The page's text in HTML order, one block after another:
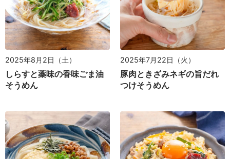
2025年8月2日（土）
しらすと薬味の香味ごま油
そうめん
2025年7月22日（火）
豚肉ときざみネギの旨だれ
つけそうめん